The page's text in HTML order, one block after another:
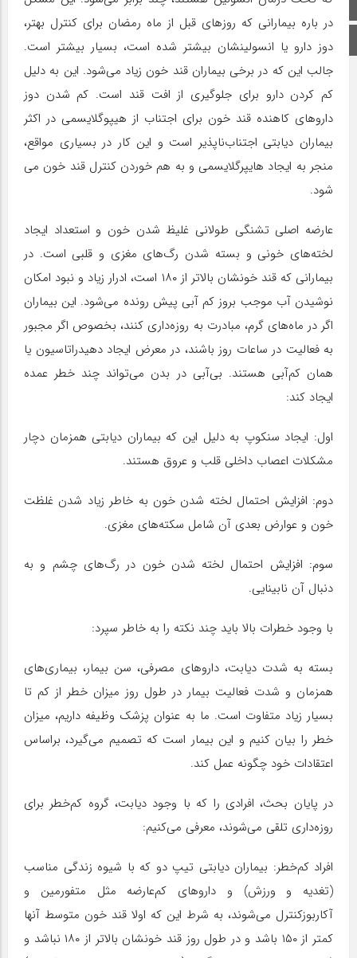
صفحه اصلی
اینستاگرام
در باره بیمارانی که روزهای قبل از ماه رمضان برای کنترل بهتر،
دوز دارو یا انسولینشان بیشتر شده است، بسیار بیشتر است.
جالب این که در برخی بیماران قند خون زیاد می‌شود. این به دلیل
کم کردن دارو برای جلوگیری از افت قند است. کم شدن دوز
داروهای کاهنده قند خون برای اجتناب از هیپوگلایسمی در اکثر
بیماران دیابتی اجتناب‌ناپذیر است و این کار در بسیاری مواقع،
منجر به ایجاد هایپرگلایسمی و به هم خوردن کنترل قند خون می‌
شود.
عارضه اصلی تشنگی طولانی غلیظ شدن خون و استعداد ایجاد
لخته‌های خونی و بسته شدن رگ‌های مغزی و قلبی است. در
بیمارانی که قند خونشان بالاتر از ۱۸۰ است، ادرار زیاد و نبود امکان
نوشیدن آب موجب بروز کم آبی پیش رونده می‌شود. این بیماران
اگر در ماه‌های گرم،‌ مبادرت به روزه‌داری کنند،‌ بخصوص اگر مجبور
به فعالیت در ساعات روز باشند، در معرض ایجاد دهیدراتاسیون یا
همان کم‌آبی هستند. بی‌آبی در بدن می‌تواند چند خطر عمده
ایجاد کند:
اول: ایجاد سنکوپ به دلیل این که بیماران دیابتی همزمان دچار
مشکلات اعصاب داخلی قلب و عروق هستند.
دوم: افزایش احتمال لخته شدن خون به خاطر زیاد شدن غلظت
خون و عوارض بعدی آن شامل سکته‌های مغزی.
سوم: افزایش احتمال لخته شدن خون در رگ‌های چشم و به
دنبال آن نابینایی.
با وجود خطرات بالا باید چند نکته را به خاطر سپرد:
بسته به شدت دیابت، داروهای مصرفی، سن بیمار، بیماری‌های
همزمان و شدت فعالیت بیمار در طول روز میزان خطر از کم تا
بسیار زیاد متفاوت است. ما به عنوان پزشک وظیفه داریم، میزان
خطر را بیان کنیم و این بیمار است که تصمیم می‌گیرد، براساس
اعتقادات خود چگونه عمل کند.
در پایان بحث،‌ افرادی را که با وجود دیابت، گروه کم‌خطر برای
روزه‌داری تلقی می‌شوند، معرفی می‌کنیم:
افراد کم‌خطر: بیماران دیابتی تیپ دو که با شیوه زندگی مناسب
(تغدیه و ورزش) و داروهای کم‌عارضه مثل متفورمین و
آکاربوزکنترل می‌شوند،‌ به شرط این که اولا قند خون متوسط آنها
کمتر از ۱۵۰ باشد و در طول روز قند خونشان بالاتر از ۱۸۰ نباشد و